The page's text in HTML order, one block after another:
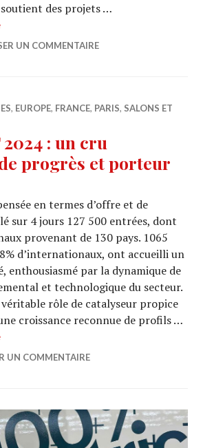
des projets …
LABONORD : Du Crowdfunding à la
UN COMMENTAIRE
, EUROPE, FRANCE, PARIS, SALONS ET
: un cru
progrès et porteur
en termes d’offre et de
sur 4 jours 127 500 entrées, dont
provenant de 130 pays. 1065
d’internationaux, ont accueilli un
enthousiasmé par la dynamique de
et technologique du secteur.
rôle de catalyseur propice
croissance reconnue de profils …
INTERMAT 2024 : un cru catalyseur
UN COMMENTAIRE